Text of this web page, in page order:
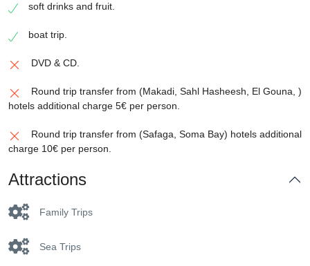
soft drinks and fruit.
boat trip.
DVD & CD.
Round trip transfer from (Makadi, Sahl Hasheesh, El Gouna, )
hotels additional charge 5€ per person.
Round trip transfer from (Safaga, Soma Bay) hotels additional
charge 10€ per person.
Attractions
Family Trips
Sea Trips